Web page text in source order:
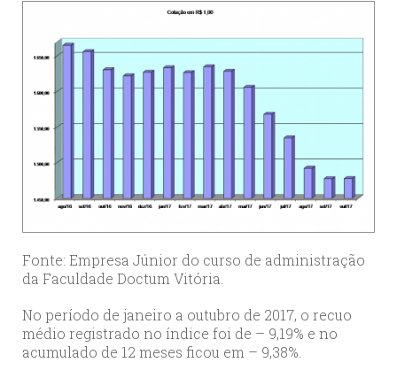
Fonte: Empresa Júnior do curso de administração
da Faculdade Doctum Vitória.
No período de janeiro a outubro de 2017, o recuo
médio registrado no índice foi de – 9,19% e no
acumulado de 12 meses ficou em – 9,38%.